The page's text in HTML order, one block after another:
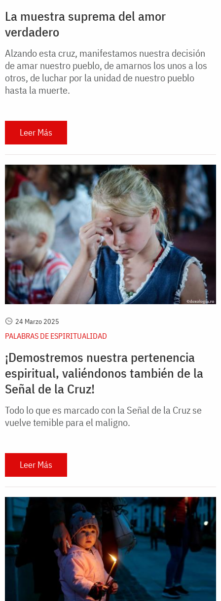
La muestra suprema del amor
verdadero
Alzando esta cruz, manifestamos nuestra decisión
de amar nuestro pueblo, de amarnos los unos a los
otros, de luchar por la unidad de nuestro pueblo
hasta la muerte.
Leer Más
24 Marzo 2025
PALABRAS DE ESPIRITUALIDAD
¡Demostremos nuestra pertenencia
espiritual, valiéndonos también de la
Señal de la Cruz!
Todo lo que es marcado con la Señal de la Cruz se
vuelve temible para el maligno.
Leer Más